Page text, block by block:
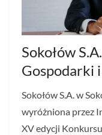
Sokołów
Gospodarki
Sokołów S.A. w
wyróżniona przez
XV edycji